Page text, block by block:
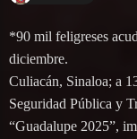
*90 mil feligreses
diciembre.
Culiacán, Sinaloa; a
Seguridad Pública y
“Guadalupe 2025”,